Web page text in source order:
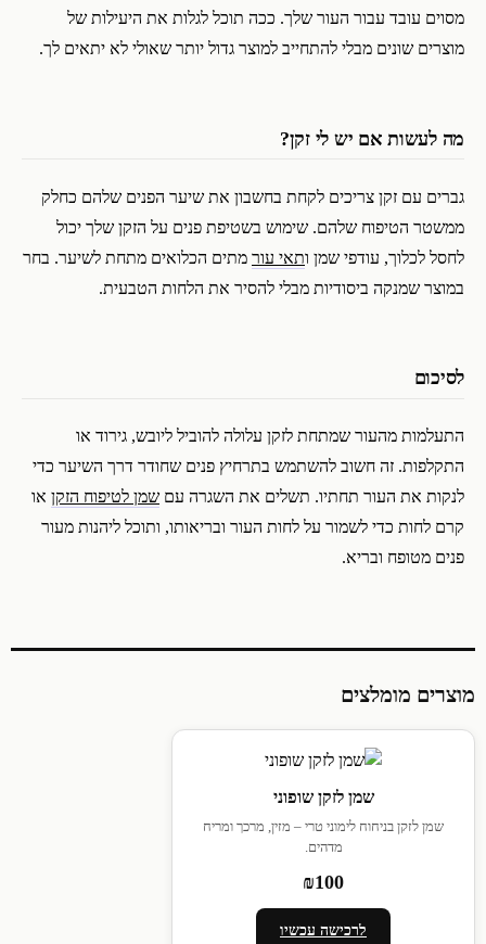
מסוים עובד עבור העור שלך. ככה תוכל לגלות את היעילות של
מוצרים שונים מבלי להתחייב למוצר גדול יותר שאולי לא יתאים לך.
מה לעשות אם יש לי זקן?
גברים עם זקן צריכים לקחת בחשבון את שיער הפנים שלהם כחלק
ממשטר הטיפוח שלהם. שימוש בשטיפת פנים על הזקן שלך יכול
לחסל לכלוך, עודפי שמן ותאי עור מתים הכלואים מתחת לשיער. בחר
במוצר שמנקה ביסודיות מבלי להסיר את הלחות הטבעית.
לסיכום
התעלמות מהעור שמתחת לזקן עלולה להוביל ליובש, גירוד או
התקלפות. זה חשוב להשתמש בתרחיץ פנים שחודר דרך השיער כדי
לנקות את העור תחתיו. תשלים את השגרה עם שמן לטיפוח הזקן או
קרם לחות כדי לשמור על לחות העור ובריאותו, ותוכל ליהנות מעור
פנים מטופח ובריא.
מוצרים מומלצים
שמן לזקן שופוני
שמן לזקן בניחוח לימוני טרי – מזין, מרכך ומריח
מדהים.
₪100
לרכישה עכשיו